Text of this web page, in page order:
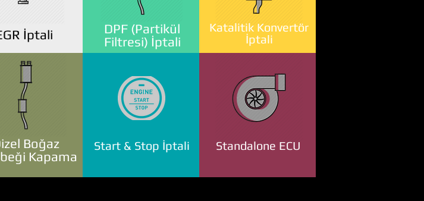
DPF (Partikül
Filtresi) İptali
Katalitik Konvertör
İptali
İptali
Boğaz
Kapama
Start & Stop İptali Standalone ECU